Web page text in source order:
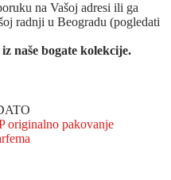
na Vašoj adresi ili ga
radnji u Beogradu (pogledati
iz naše bogate kolekcije.